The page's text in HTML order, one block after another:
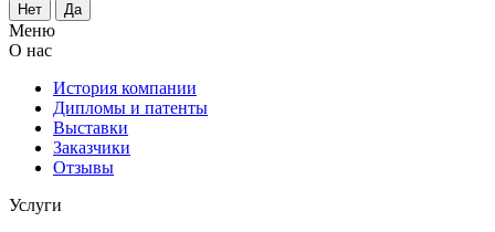
Нет Да
Меню
О нас
История компании
Дипломы и патенты
Выставки
Заказчики
Отзывы
Услуги